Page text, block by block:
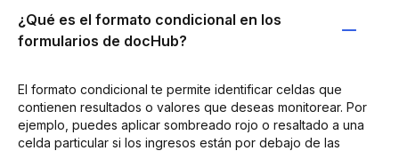
¿Qué es el formato condicional en los
formularios de docHub?
El formato condicional te permite identificar celdas que
contienen resultados o valores que deseas monitorear. Por
ejemplo, puedes aplicar sombreado rojo o resaltado a una
celda particular si los ingresos están por debajo de las